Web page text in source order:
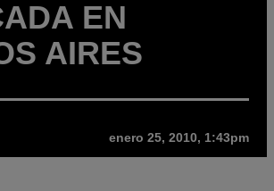
EN
AIRES
enero 25, 2010, 1:43pm